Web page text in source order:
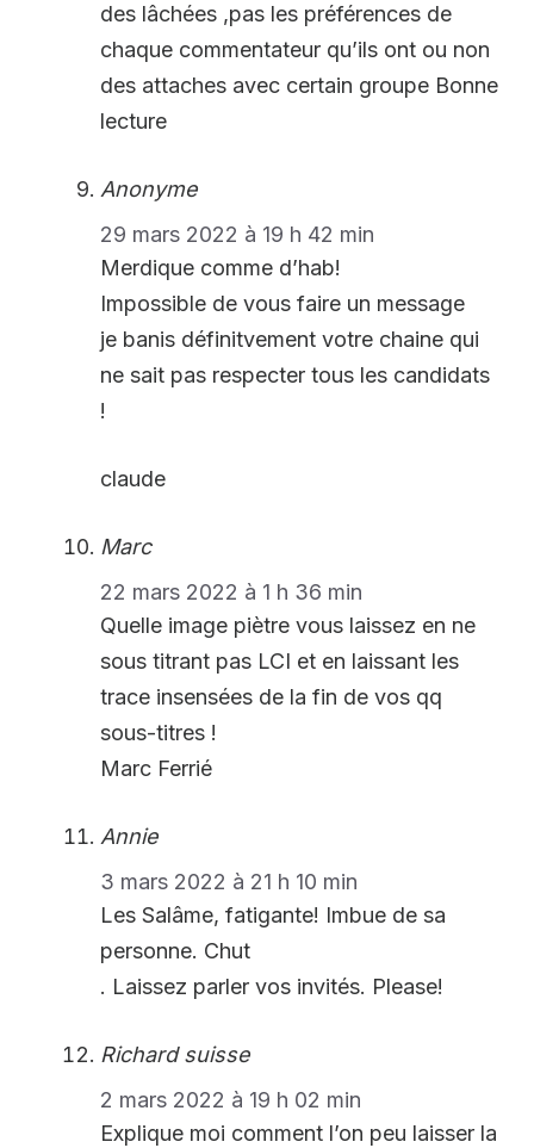
des lâchées ,pas les préférences de
chaque commentateur qu’ils ont ou non
des attaches avec certain groupe Bonne
lecture
Anonyme
29 mars 2022 à 19 h 42 min
Merdique comme d’hab!
Impossible de vous faire un message
je banis définitvement votre chaine qui
ne sait pas respecter tous les candidats
!
claude
Marc
22 mars 2022 à 1 h 36 min
Quelle image piètre vous laissez en ne
sous titrant pas LCI et en laissant les
trace insensées de la fin de vos qq
sous-titres !
Marc Ferrié
Annie
3 mars 2022 à 21 h 10 min
Les Salâme, fatigante! Imbue de sa
personne. Chut
. Laissez parler vos invités. Please!
Richard suisse
2 mars 2022 à 19 h 02 min
Explique moi comment l’on peu laisser la